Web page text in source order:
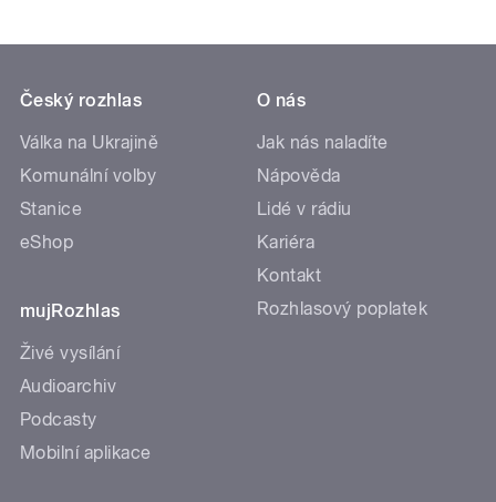
Český rozhlas
Válka na Ukrajině
Komunální volby
Stanice
eShop
mujRozhlas
Živé vysílání
Audioarchiv
Podcasty
Mobilní aplikace
O nás
Jak nás naladíte
Nápověda
Lidé v rádiu
Kariéra
Kontakt
Rozhlasový poplatek